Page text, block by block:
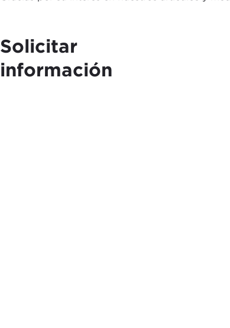
Solicitar
información